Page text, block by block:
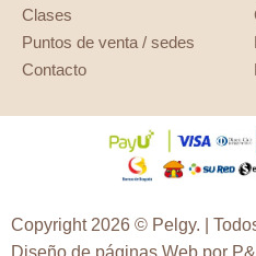
Clases
Puntos de venta / sedes
Contacto
Copyright 2026 © Pelgy. |